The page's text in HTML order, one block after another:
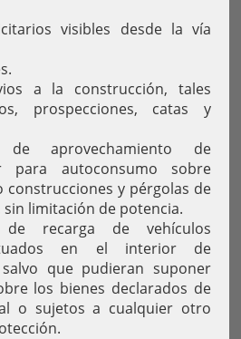
visibles desde la vía
a la construcción, tales
prospecciones, catas y
de aprovechamiento de
para autoconsumo sobre
construcciones y pérgolas de
limitación de potencia.
recarga de vehículos
en el interior de
salvo que pudieran suponer
los bienes declarados de
o sujetos a cualquier otro